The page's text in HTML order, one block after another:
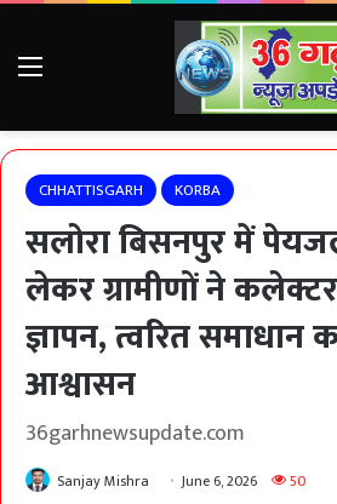
Menu
CHHATTISGARH KORBA
सलोरा बिसनपुर में
लेकर ग्रामीणों ने
ज्ञापन, त्वरित समाधान
आश्वासन
36garhnewsupdate.com
Sanjay Mishra June 6, 2026 50